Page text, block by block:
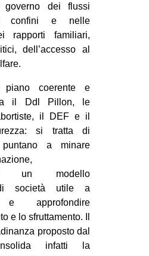
governo dei flussi
i confini e nelle
rapporti familiari,
dell’accesso al
coerente e
il Ddl Pillon, le
il DEF e il
si tratta di
a minare
un modello
società utile a
e approfondire
e lo sfruttamento. Il
proposto dal
infatti la